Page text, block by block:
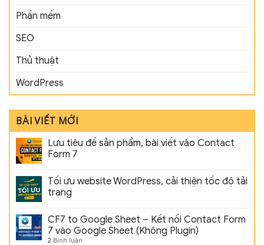
Phần mềm
SEO
Thủ thuật
WordPress
BÀI VIẾT MỚI
Lưu tiêu đề sản phẩm, bài viết vào Contact
Form 7
Tối ưu website WordPress, cải thiện tốc độ tải
trang
CF7 to Google Sheet – Kết nối Contact Form
7 vào Google Sheet (Không Plugin)
2 Bình luận